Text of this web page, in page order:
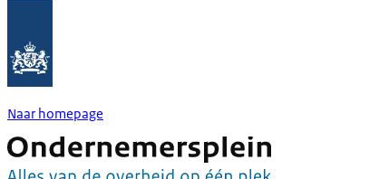
Naar homepage